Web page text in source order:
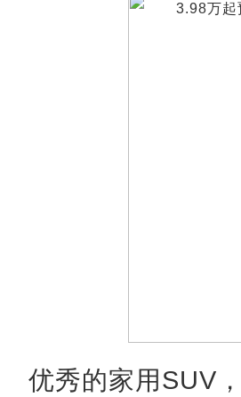
优秀的家用SUV